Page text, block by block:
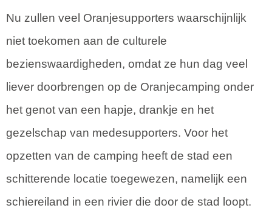
Nu zullen veel Oranjesupporters waarschijnlijk
niet toekomen aan de culturele
bezienswaardigheden, omdat ze hun dag veel
liever doorbrengen op de Oranjecamping onder
het genot van een hapje, drankje en het
gezelschap van medesupporters. Voor het
opzetten van de camping heeft de stad een
schitterende locatie toegewezen, namelijk een
schiereiland in een rivier die door de stad loopt.